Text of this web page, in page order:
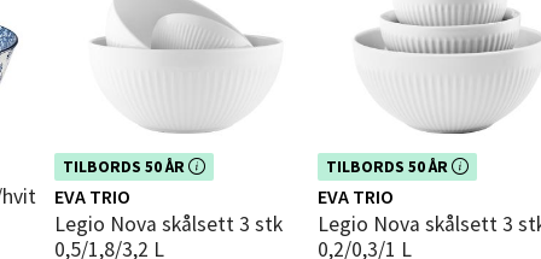
hvit
TILBORDS 50 ÅR
Dette produktet er inkludert i vår
kampanje. Benytt deg av rabatten i
dag!
EVA TRIO
Legio Nova skålsett 3 stk
0,5/1,8/3,2 L
TILBORDS 50 ÅR
Dette produktet er inkludert i vår
kampanje. Benytt deg av rabatten i
dag!
EVA TRIO
Legio Nova skålsett 3 stk
0,2/0,3/1 L
- Thon Senter Malmporten
1, 8514 Narvik
10-18